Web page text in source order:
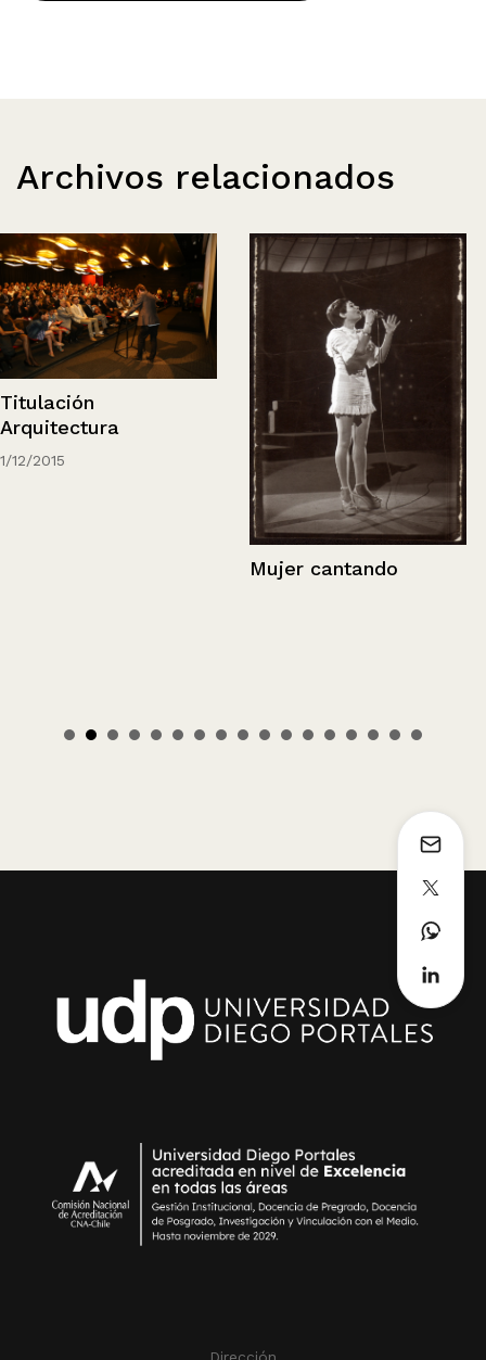
Archivos relacionados
Titulación
Arquitectura
1/12/2015
Mujer cantando
Dirección